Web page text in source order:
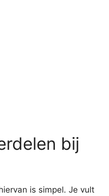
bij
is simpel. Je vult